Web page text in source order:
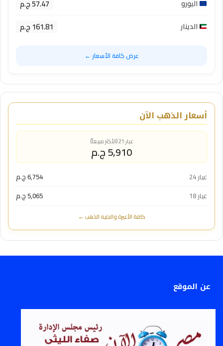
اليورو 57.47 ج.م
الدينار 161.81 ج.م
عرض كافة الأسعار ←
أسعار الذهب الآن
عيار 21 (الأكثر مبيعاً)
5,910 ج.م
عيار 24
6,754 ج.م
عيار 18
5,065 ج.م
كافة الأعيرة والجنيه الذهب ←
عن الموقع